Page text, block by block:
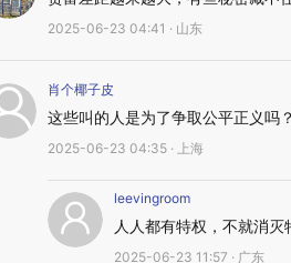
2025-06-23 04:41 · 山东
肖个椰子皮
这些叫的人是为了争取公平正义吗
2025-06-23 04:35 · 上海
leevingroom
人人都有特权，不就消灭
2025-06-23 11:57 · 广东